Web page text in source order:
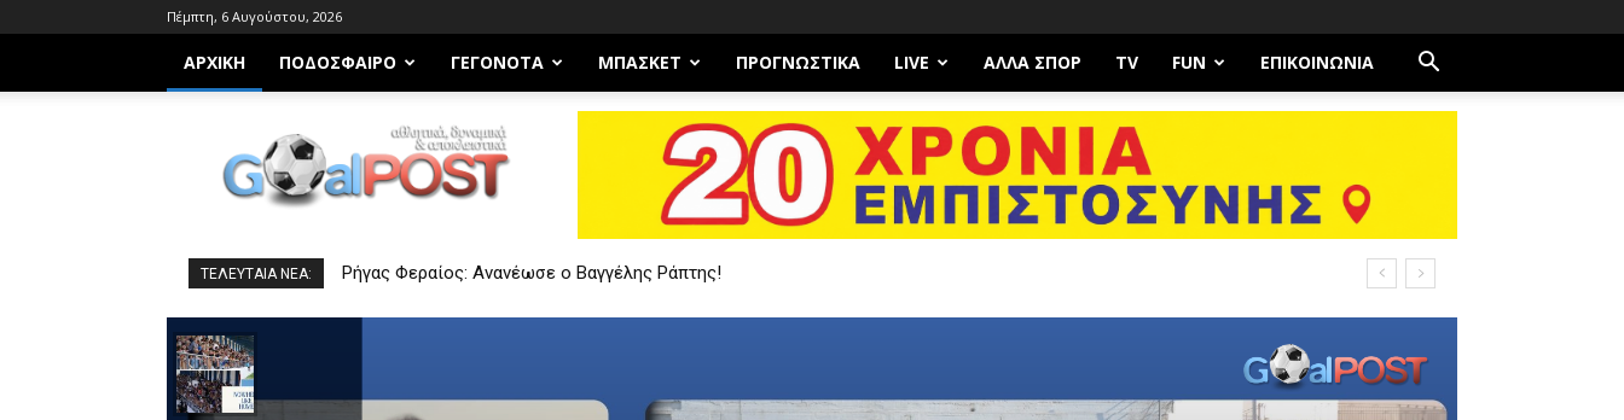
Πέμπτη, 6 Αυγούστου, 2026
ΑΡΧΙΚΗ ΠΟΔΌΣΦΑΙΡΟ ΓΕΓΟΝΌΤΑ ΜΠΆΣΚΕΤ ΠΡΟΓΝΩΣΤΙΚΑ LIVE ΆΛΛΑ ΣΠΟΡ TV FUN ΕΠΙΚΟΙΝΩΝΊΑ
Goalpost.gr
ΤΕΛΕΥΤΑΙΑ ΝΕΑ: Ρήγας Φεραίος: Ανανέωσε ο Βαγγέλης Ράπτης!
ΕΛ Νηλέας: Αμυντική ενίσχυση με τον 20χρονο Χαράλαμπο Ευτυχιάδη!